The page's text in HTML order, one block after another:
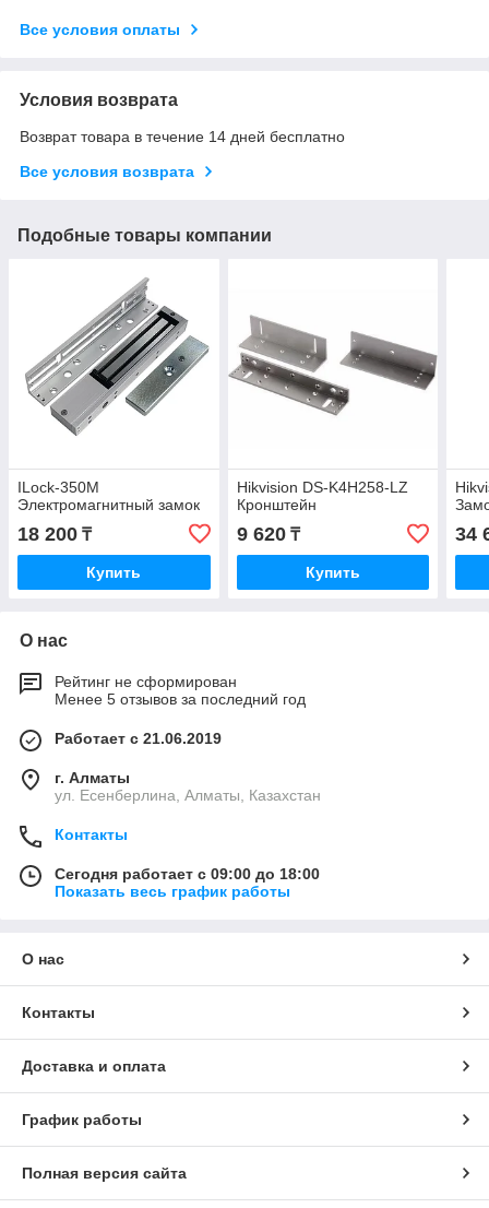
Все условия оплаты
Условия возврата
Возврат товара в течение 14 дней бесплатно
Все условия возврата
Подобные товары компании
ILock-350M
Электромагнитный замок
18 200 ₸
Купить
Hikvision DS-K4H258-LZ
Кронштейн
9 620₸
Купить
34
О нас
Рейтинг не сформирован
Менее 5 отзывов за последний год
Работает с 21.06.2019
г. Алматы
ул. Есенберлина, Алматы, Казахстан
Контакты
Сегодня работает с 09:00 до 18:00
Показать весь график работы
О нас
Контакты
Доставка и оплата
График работы
Полная версия сайта